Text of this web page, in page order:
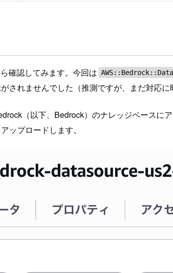
確認してみます。今回は
されませんでした（推測ですが、まだ対応
（以下、Bedrock）のナレッジベースに
ップロードします。